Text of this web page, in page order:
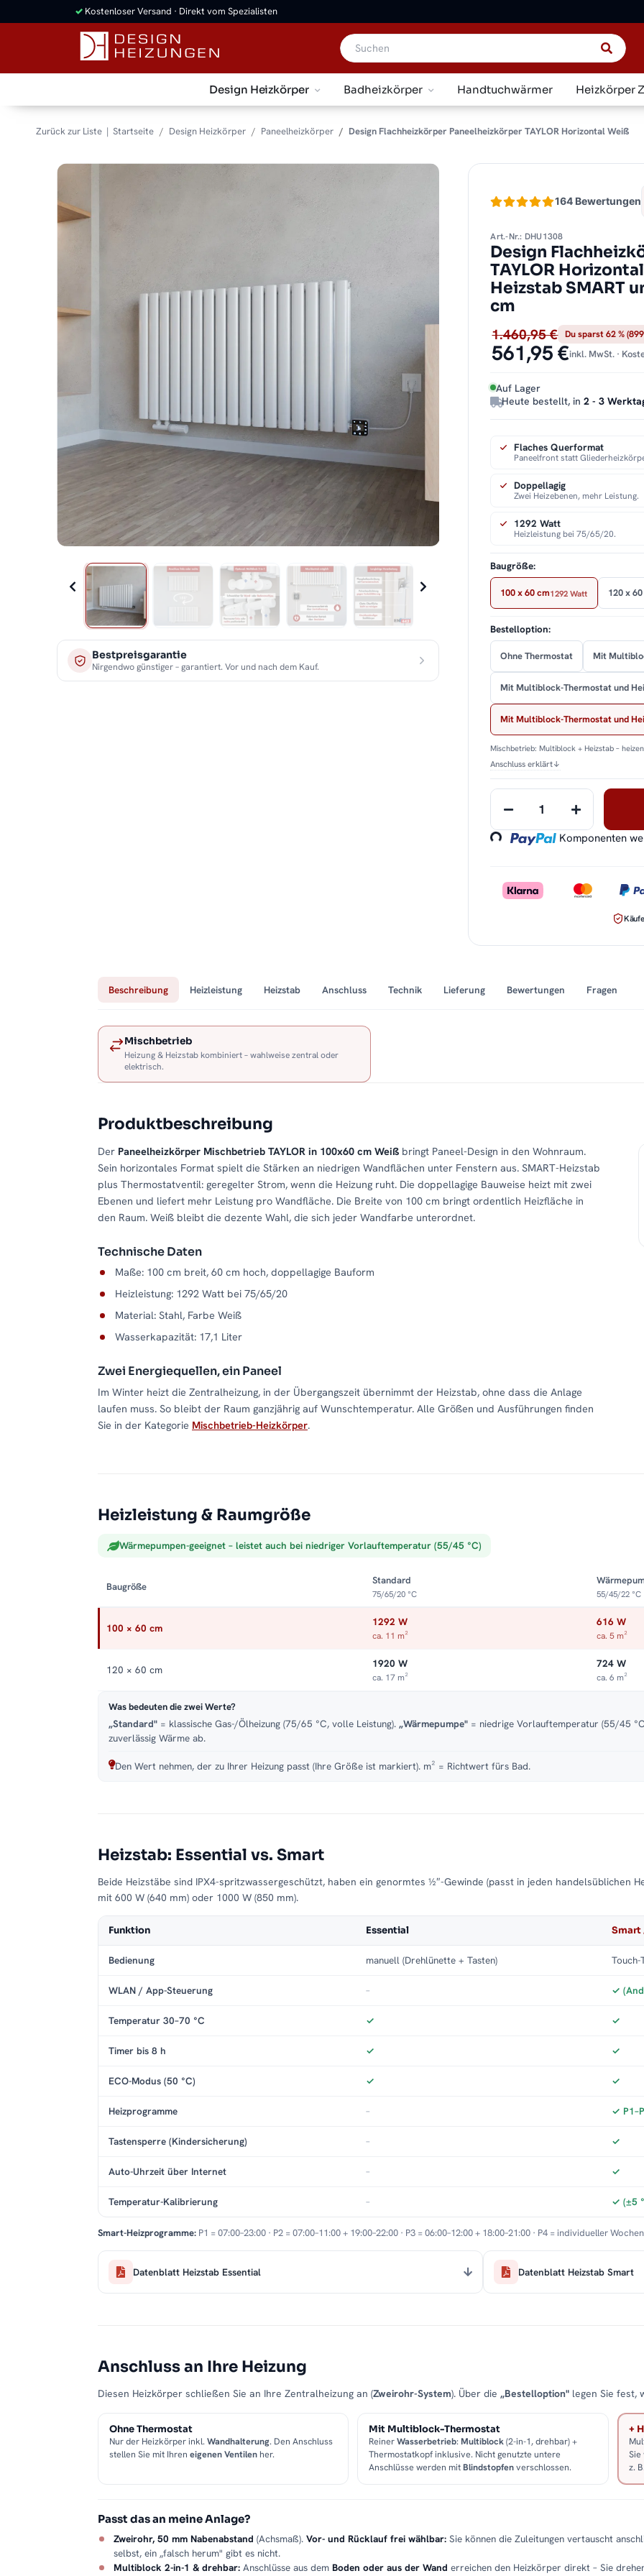
✓ Kostenloser Versand · Direkt vom Spezialisten
Design Heizkörper Badheizkörper Handtuchwärmer Heizkörper
Zurück zur Liste Startseite Design Heizkörper Paneelheizkörper Design Flachheizkörper Paneelheizkörper TAYLOR Horizontal Weiß
Bestpreisgarantie
Nirgendwo günstiger – garantiert. Vor und nach dem Kauf.
164 Bewertungen
Art.-Nr.: DHU1308
Design
TAYLOR
Heizstab SMART
cm
1.460,95 € Du sparst 62 %
561,95 €inkl. MwSt. ·
Auf Lager
Heute bestellt, in2 - 3
Flaches Querformat
Paneelfront statt
Doppellagig
Zwei Heizebenen, mehr Leistung.
1292 Watt
Heizleistung bei 75/65/20.
Baugröße:
100 x 60 cm1292 Watt 120 x
Bestelloption:
Ohne Thermostat Mit
Mit Multiblock-Thermostat und
Mit Multiblock-Thermostat und
Mischbetrieb: Multiblock + Heizstab –
Anschluss erklärt↓
Loading... Komponenten
Beschreibung Heizleistung Heizstab Anschluss Technik Lieferung Bewertungen Fragen
Mischbetrieb
Heizung & Heizstab kombiniert – wahlweise zentral oder
elektrisch.
Produktbeschreibung
Der Paneelheizkörper Mischbetrieb TAYLOR in 100x60 cm Weiß bringt Paneel-Design in den Wohnraum.
Sein horizontales Format spielt die Stärken an niedrigen Wandflächen unter Fenstern aus. SMART-Heizstab
plus Thermostatventil: geregelter Strom, wenn die Heizung ruht. Die doppellagige Bauweise heizt mit zwei
Ebenen und liefert mehr Leistung pro Wandfläche. Die Breite von 100 cm bringt ordentlich Heizfläche in
den Raum. Weiß bleibt die dezente Wahl, die sich jeder Wandfarbe unterordnet.
Technische Daten
Maße: 100 cm breit, 60 cm hoch, doppellagige Bauform
Heizleistung: 1292 Watt bei 75/65/20
Material: Stahl, Farbe Weiß
Wasserkapazität: 17,1 Liter
Zwei Energiequellen, ein Paneel
Im Winter heizt die Zentralheizung, in der Übergangszeit übernimmt der Heizstab, ohne dass die Anlage
laufen muss. So bleibt der Raum ganzjährig auf Wunschtemperatur. Alle Größen und Ausführungen finden
Sie in der Kategorie Mischbetrieb-Heizkörper.
Heizleistung & Raumgröße
Wärmepumpen-geeignet – leistet auch bei niedriger Vorlauftemperatur (55/45 °C)
Baugröße
Standard
75/65/20 °C 55/45/22 °C
100 × 60 cm 1292 W
ca. 11 m²
616 W
ca. 5 m²
120 × 60 cm 1920 W
ca. 17 m²
724 W
ca. 6 m²
Was bedeuten die zwei Werte?
„Standard" = klassische Gas-/Ölheizung (75/65 °C, volle Leistung). „Wärmepumpe" = niedrige Vorlauftemperatur (55/45
zuverlässig Wärme ab.
Den Wert nehmen, der zu Ihrer Heizung passt (Ihre Größe ist markiert). m² = Richtwert fürs Bad.
Heizstab: Essential vs. Smart
Beide Heizstäbe sind IPX4-spritzwassergeschützt, haben ein genormtes ½″-Gewinde (passt in jeden handelsüblichen
mit 600 W (640 mm) oder 1000 W (850 mm).
Funktion Essential Smart
Bedienung manuell (Drehlünette + Tasten) Touch-
WLAN / App-Steuerung – ✓
Temperatur 30–70 °C ✓ ✓
Timer bis 8 h ✓ ✓
ECO-Modus (50 °C) ✓ ✓
Heizprogramme – ✓
Tastensperre (Kindersicherung) – ✓
Auto-Uhrzeit über Internet – ✓
Temperatur-Kalibrierung – ✓ (±5
Smart-Heizprogramme: P1 = 07:00–23:00 · P2 = 07:00–11:00 + 19:00–22:00 · P3 = 06:00–12:00 + 18:00–21:00 · P4 = individueller
Datenblatt Heizstab Essential Datenblatt Heizstab Smart
Anschluss an Ihre Heizung
Diesen Heizkörper schließen Sie an Ihre Zentralheizung an (Zweirohr-System). Über die „Bestelloption" legen Sie fest,
Ohne Thermostat
Nur der Heizkörper inkl. Wandhalterung. Den Anschluss
stellen Sie mit Ihren eigenen Ventilen her.
Mit Multiblock-Thermostat
ReinerWasserbetrieb:Multiblock(2-in-1, drehbar) +
Thermostatkopf inklusive. Nicht genutzte untere
Anschlüsse werden mitBlindstopfenverschlossen.
+
z.
Passt das an meine Anlage?
Zweirohr, 50 mm Nabenabstand (Achsmaß). Vor- und Rücklauf frei wählbar: Sie können die Zuleitungen vertauscht
selbst, ein „falsch herum" gibt es nicht.
Multiblock 2-in-1 & drehbar: Anschlüsse aus dem Boden oder aus der Wand erreichen den Heizkörper direkt – Sie